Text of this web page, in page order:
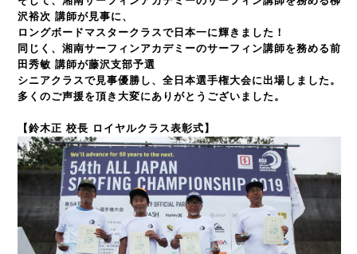
沢裕次 講師が見事に、
ロングボードマスタークラスで日本一に輝きました！
同じく、湘南サーフィンアカデミーのサーフィン講師を務める前
田秀敏 講師が藤沢支部予選
シニアクラスで見事優勝し、全日本選手権大会に出場しました。
多くのご声援を頂き大変にありがとうございました。
【鈴木正 校長 ロイヤルクラス表彰式】